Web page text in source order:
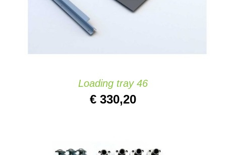
Loading tray 46
€ 330,20